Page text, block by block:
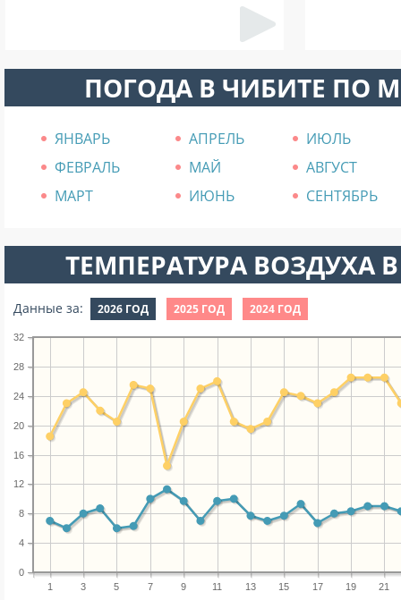
ПОГОДА В ЧИБИТЕ ПО
ЯНВАРЬ АПРЕЛЬ
ИЮЛЬ
ФЕВРАЛЬ
МАЙ
АВГУСТ
МАРТ
ИЮНЬ СЕНТЯБРЬ
ТЕМПЕРАТУРА ВОЗДУХА
Данные за: 2026 ГОД 2025 ГОД 2024 ГОД
1 3 5 7 9 11 13 15 17 19 21
0
4
8
12
16
20
24
28
32